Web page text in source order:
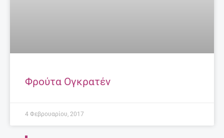
Φρούτα Ογκρατέν
4 Φεβρουαρίου, 2017